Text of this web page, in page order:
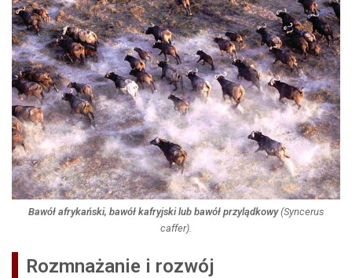
Bawół afrykański, bawół kafryjski lub bawół przylądkowy(Syncerus
caffer).
Rozmnażanie i rozwój